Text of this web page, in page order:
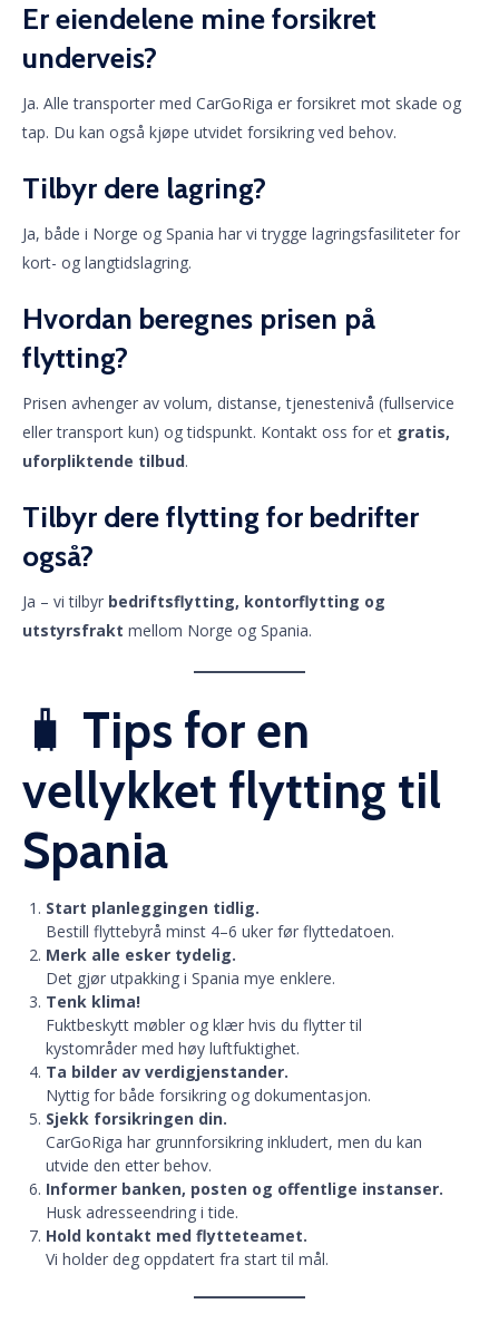
Er eiendelene mine forsikret
underveis?
Ja. Alle transporter med CarGoRiga er forsikret mot skade og
tap. Du kan også kjøpe utvidet forsikring ved behov.
Tilbyr dere lagring?
Ja, både i Norge og Spania har vi trygge lagringsfasiliteter for
kort- og langtidslagring.
Hvordan beregnes prisen på
flytting?
Prisen avhenger av volum, distanse, tjenestenivå (fullservice
eller transport kun) og tidspunkt. Kontakt oss for et gratis,
uforpliktende tilbud.
Tilbyr dere flytting for bedrifter
også?
Ja – vi tilbyr bedriftsflytting, kontorflytting og
utstyrsfrakt mellom Norge og Spania.
🧳 Tips for en
vellykket flytting til
Spania
Start planleggingen tidlig.
Bestill flyttebyrå minst 4–6 uker før flyttedatoen.
Merk alle esker tydelig.
Det gjør utpakking i Spania mye enklere.
Tenk klima!
Fuktbeskytt møbler og klær hvis du flytter til
kystområder med høy luftfuktighet.
Ta bilder av verdigjenstander.
Nyttig for både forsikring og dokumentasjon.
Sjekk forsikringen din.
CarGoRiga har grunnforsikring inkludert, men du kan
utvide den etter behov.
Informer banken, posten og offentlige instanser.
Husk adresseendring i tide.
Hold kontakt med flytteteamet.
Vi holder deg oppdatert fra start til mål.